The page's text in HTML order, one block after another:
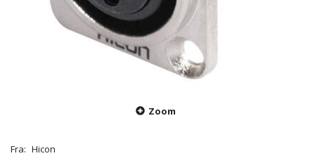
Zoom
Fra: Hicon